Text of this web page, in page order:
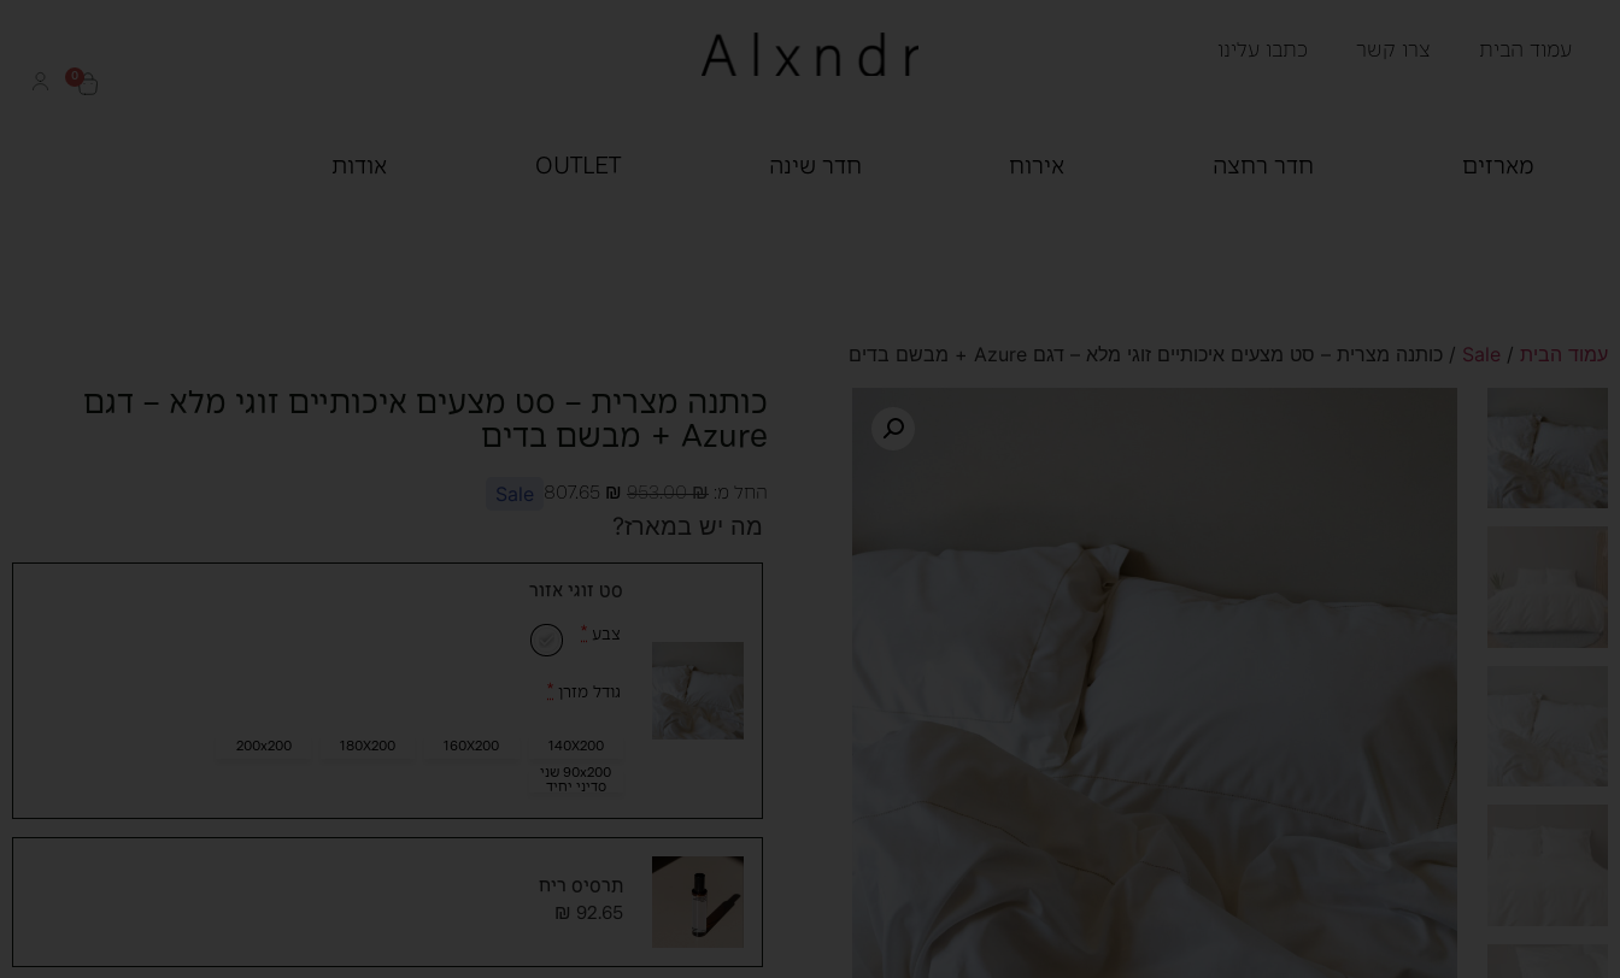
עמוד הבית צרו קשר כתבו עלינו
0
מארזים חדר רחצה אירוח חדר שינה OUTLET אודות
עמוד הבית /
Sale / כותנה מצרית – סט מצעים איכותיים זוגי מלא – דגם Azure + מבשם בדים
כותנה מצרית – סט מצעים איכותיים זוגי מלא – דגם
Azure + מבשם בדים
החל מ: 953.00₪
807.65 ₪
Sale
סט זוגי אזור
צבע *
גודל מזרן *
140X200
160X200
180X200
200x200
90x200 שני
סדיני יחיד
תרסיס ריח
92.65
₪